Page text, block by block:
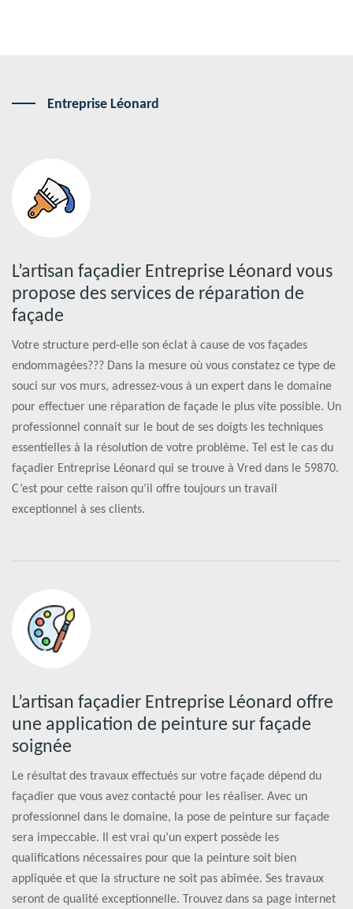
Entreprise Léonard
L’artisan façadier Entreprise Léonard vous
propose des services de réparation de
façade
Votre structure perd-elle son éclat à cause de vos façades
endommagées??? Dans la mesure où vous constatez ce type de
souci sur vos murs, adressez-vous à un expert dans le domaine
pour effectuer une réparation de façade le plus vite possible. Un
professionnel connait sur le bout de ses doigts les techniques
essentielles à la résolution de votre problème. Tel est le cas du
façadier Entreprise Léonard qui se trouve à Vred dans le 59870.
C’est pour cette raison qu’il offre toujours un travail
exceptionnel à ses clients.
L’artisan façadier Entreprise Léonard offre
une application de peinture sur façade
soignée
Le résultat des travaux effectués sur votre façade dépend du
façadier que vous avez contacté pour les réaliser. Avec un
professionnel dans le domaine, la pose de peinture sur façade
sera impeccable. Il est vrai qu’un expert possède les
qualifications nécessaires pour que la peinture soit bien
appliquée et que la structure ne soit pas abîmée. Ses travaux
seront de qualité exceptionnelle. Trouvez dans sa page internet